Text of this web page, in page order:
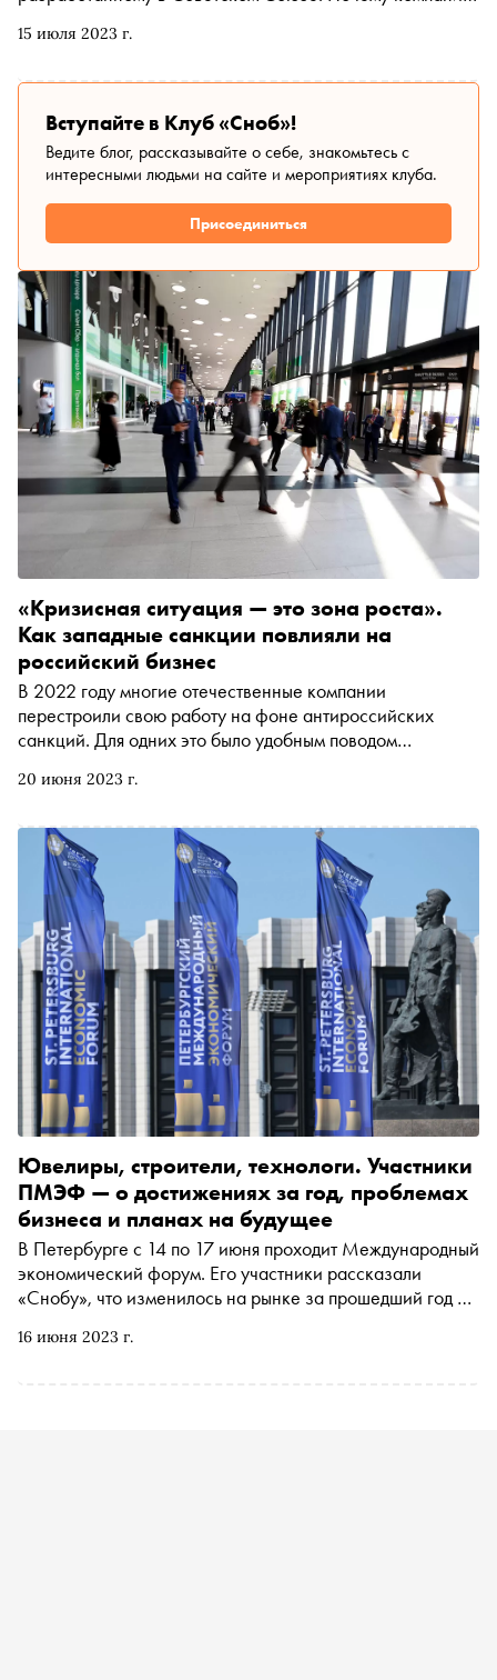
15 июля 2023 г.
устройстве — рассказываем в материале
Вступайте в Клуб «Сноб»!
Ведите блог, рассказывайте о себе, знакомьтесь с
интересными людьми на сайте и мероприятиях клуба.
Присоединиться
20 июня 2023 г.
«Кризисная ситуация — это зона роста».
Как западные санкции повлияли на
российский бизнес
В 2022 году многие отечественные компании
перестроили свою работу на фоне антироссийских
санкций. Для одних это было удобным поводом
Как западные санкции повлияли на российский бизнес,
16 июня 2023 г.
Ювелиры, строители, технологи. Участники
ПМЭФ — о достижениях за год, проблемах
бизнеса и планах на будущее
В Петербурге с 14 по 17 июня проходит Международный
экономический форум. Его участники рассказали
«Снобу», что изменилось на рынке за прошедший год и